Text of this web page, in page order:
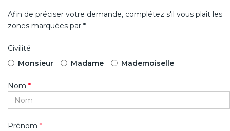
Afin de préciser votre demande, complétez s'il vous plaît les
zones marquées par *
Civilité
Monsieur
Madame Mademoiselle
Nom *
Prénom *